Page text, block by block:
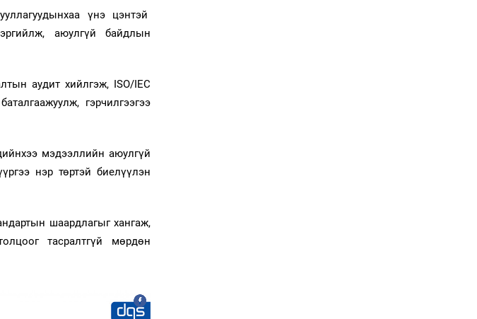
үнэ цэнтэй
аюулгүй байдлын
аудит хийлгэж, ISO/IEC
гэрчилгээгээ
мэдээллийн аюулгүй
нэр төртэй биелүүлэн
шаардлагыг хангаж,
тасралтгүй мөрдөн